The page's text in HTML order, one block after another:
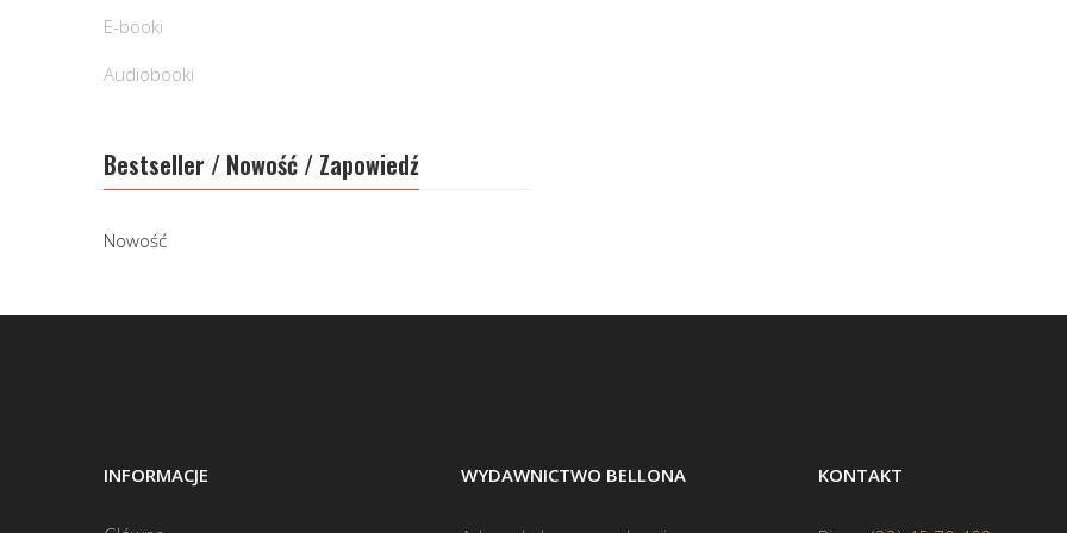
E-booki
Audiobooki
Bestseller / Nowość / Zapowiedź
Nowość
INFORMACJE WYDAWNICTWO BELLONA KONTAKT